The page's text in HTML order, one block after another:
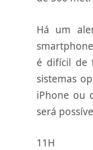
Há um
é difícil de
sistemas
iPhone ou
será
11H